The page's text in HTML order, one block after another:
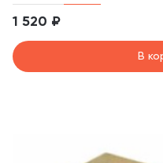
1 520 ₽
В